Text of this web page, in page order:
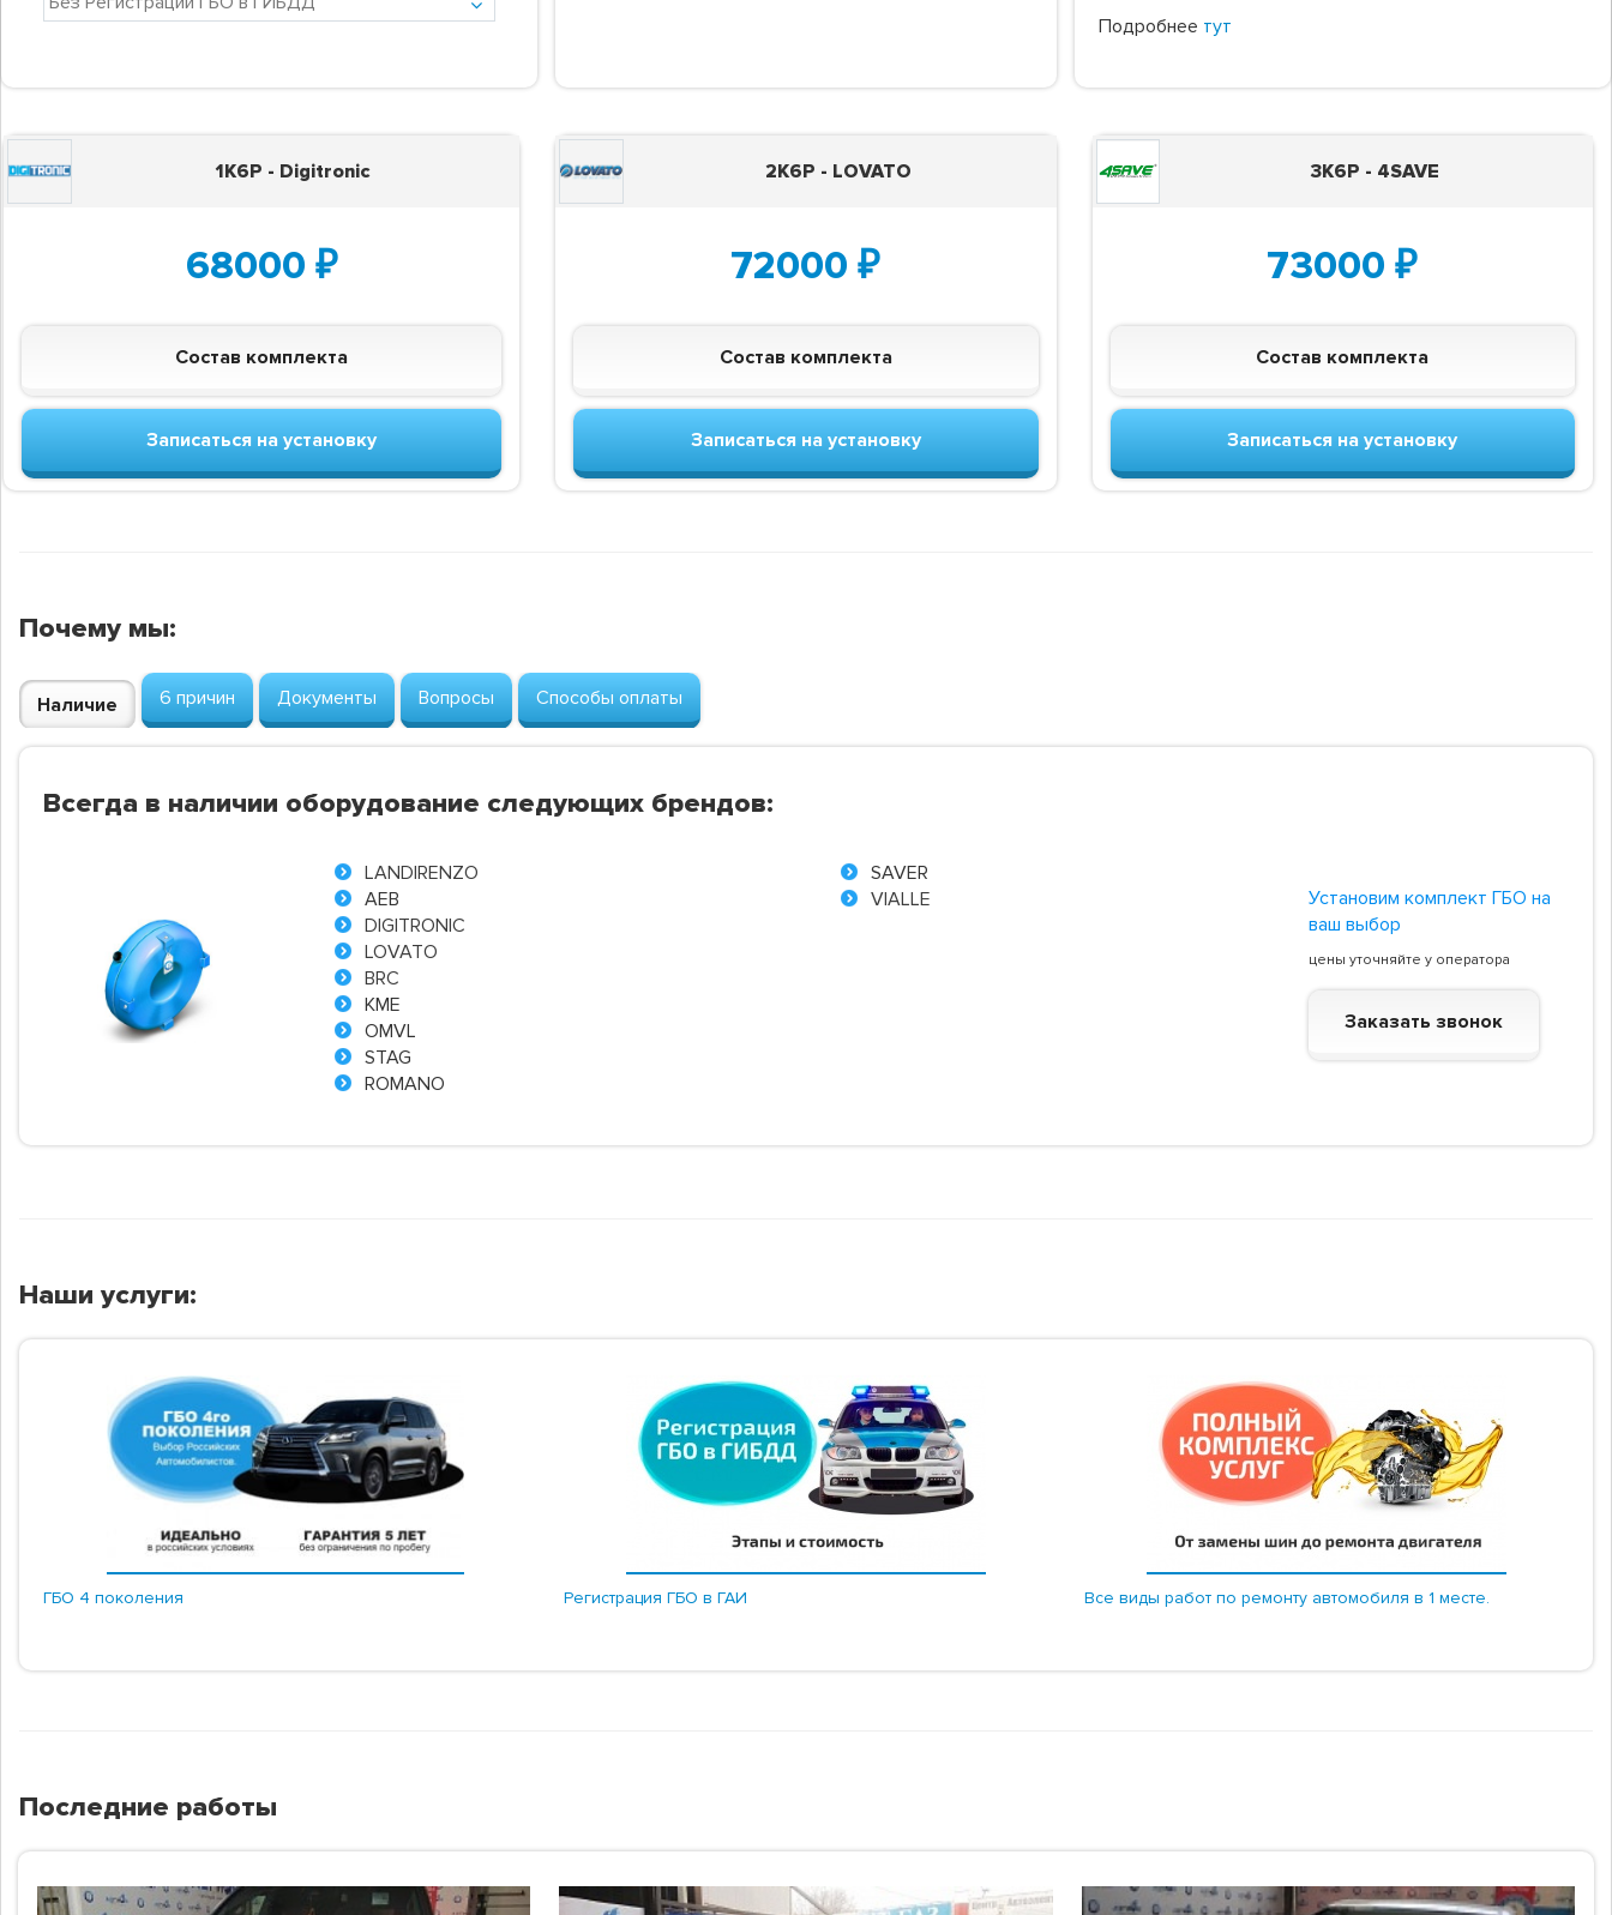
Подробнее тут
1K6P - Digitronic
68000 ₽
Состав комплекта
Записаться на установку
2K6P - LOVATO
72000 ₽
Состав комплекта
Записаться на установку
3K6P - 4SAVE
73000 ₽
Состав комплекта
Записаться на установку
Почему мы:
Наличие 6 причин Документы Вопросы Способы оплаты
Всегда в наличии оборудование следующих брендов:
LANDIRENZO
AEB
DIGITRONIC
LOVATO
BRC
KME
OMVL
STAG
ROMANO
SAVER
VIALLE
Установим комплект ГБО на
ваш выбор
цены уточняйте у оператора
Заказать звонок
Наши услуги:
ГБО 4 поколения Регистрация ГБО в ГАИ Все виды работ по ремонту автомобиля в 1 месте.
Последние работы